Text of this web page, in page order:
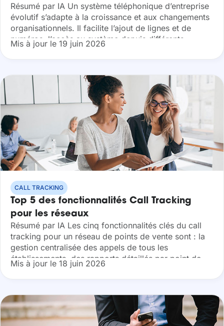
Résumé par IA Un système téléphonique d’entreprise
évolutif s’adapte à la croissance et aux changements
organisationnels. Il facilite l’ajout de lignes et de
numéros, l’accès au système depuis différents
appareils ou lieux, l’intégration de nouvelles
fonctionnalités...
Mis à jour le 19 juin 2026
CALL TRACKING
Top 5 des fonctionnalités Call Tracking
pour les réseaux
Résumé par IA Les cinq fonctionnalités clés du call
tracking pour un réseau de points de vente sont : la
gestion centralisée des appels de tous les
établissements, des rapports détaillés par point de
vente, l’intégration...
Mis à jour le 18 juin 2026